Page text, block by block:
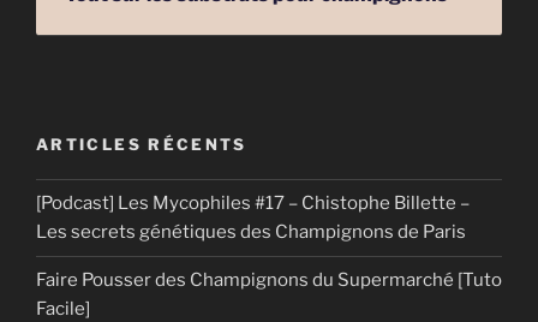
ARTICLES RÉCENTS
[Podcast] Les Mycophiles #17 – Chistophe Billette –
Les secrets génétiques des Champignons de Paris
Faire Pousser des Champignons du Supermarché [Tuto
Facile]